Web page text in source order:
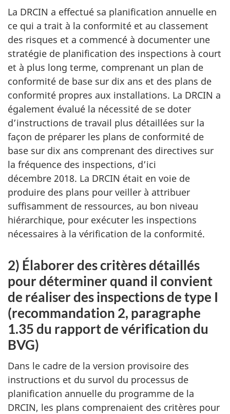
La DRCIN a effectué sa planification annuelle en
ce qui a trait à la conformité et au classement
des risques et a commencé à documenter une
stratégie de planification des inspections à court
et à plus long terme, comprenant un plan de
conformité de base sur dix ans et des plans de
conformité propres aux installations. La DRCIN a
également évalué la nécessité de se doter
d’instructions de travail plus détaillées sur la
façon de préparer les plans de conformité de
base sur dix ans comprenant des directives sur
la fréquence des inspections, d’ici
décembre 2018. La DRCIN était en voie de
produire des plans pour veiller à attribuer
suffisamment de ressources, au bon niveau
hiérarchique, pour exécuter les inspections
nécessaires à la vérification de la conformité.
2) Élaborer des critères détaillés
pour déterminer quand il convient
de réaliser des inspections de type I
(recommandation 2, paragraphe
1.35 du rapport de vérification du
BVG)
Dans le cadre de la version provisoire des
instructions et du survol du processus de
planification annuelle du programme de la
DRCIN, les plans comprenaient des critères pour